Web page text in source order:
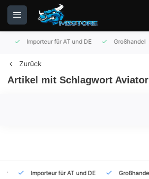
Importeur für AT und DE Großhandel
Zurück
Artikel mit Schlagwort Aviator
Importeur für AT und DE Großhandel